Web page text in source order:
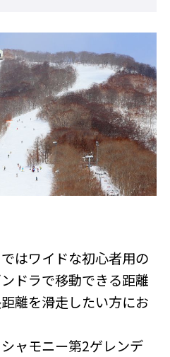
はワイドな初心者用の
ドラで移動できる距離
離を滑走したい方にお
ャモニー第2ゲレンデ